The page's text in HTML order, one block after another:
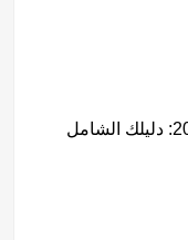
أفضل لابتوب للدراسة والعمل في 2026: دليلك الشامل